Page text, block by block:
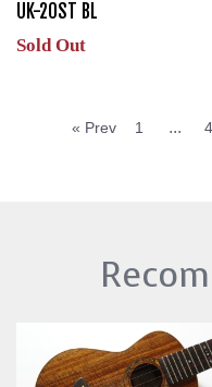
UK-20ST BL
Sold Out
« Prev 1 ... 4